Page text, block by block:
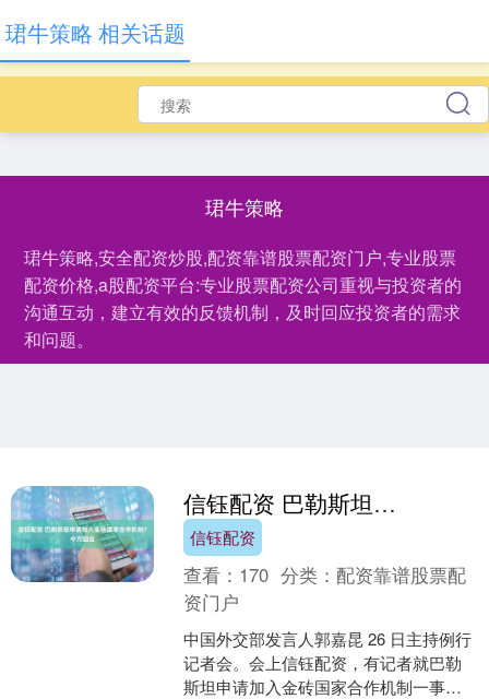
珺牛策略
珺牛策略,安全配资炒股,配资靠谱股票配资门户,专业股票
配资价格,a股配资平台:专业股票配资公司重视与投资者的
沟通互动，建立有效的反馈机制，及时回应投资者的需求
和问题。
珺牛策略 相关话题
信钰配资 巴勒斯坦申请加入金砖国家合作机制？中方回应
信钰配资
查看： 170 分类：配资靠谱股票配
资门户
中国外交部发言人郭嘉昆 26 日主持例行
记者会。会上信钰配资，有记者就巴勒
斯坦申请加入金砖国家合作机制一事提